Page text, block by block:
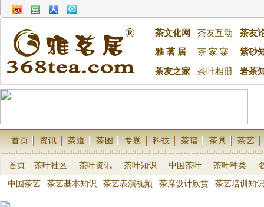
茶文化网 茶友互动
茶友
雅 茗 居
茶 家 寨 紫砂
茶友之家 茶叶相册 岩茶
首页 资讯 茶道 茶图 专题 科技 茶谱 茶具 茶艺
首页 茶叶社区 茶叶资讯 茶叶知识 中国茶叶 茶叶种类
中国茶艺 茶艺基本知识 茶艺表演视频 茶席设计欣赏 茶艺培训知识